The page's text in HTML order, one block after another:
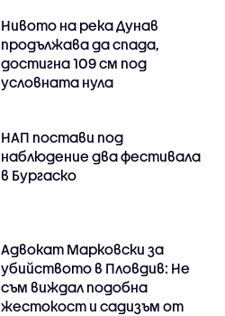
Нивото на река Дунав
продължава да спада,
достигна 109 см под
условната нула
НАП постави под
наблюдение два фестивала
в Бургаско
Адвокат Марковски за
убийството в Пловдив: Не
съм виждал подобна
жестокост и садизъм от